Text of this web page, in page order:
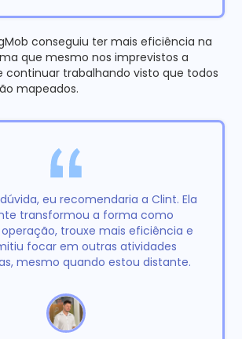
conseguiu ter mais eficiência na
que mesmo nos imprevistos a
continuar trabalhando visto que todos
mapeados.
eu recomendaria a Clint. Ela
transformou a forma como
trouxe mais eficiência e
focar em outras atividades
mesmo quando estou distante.